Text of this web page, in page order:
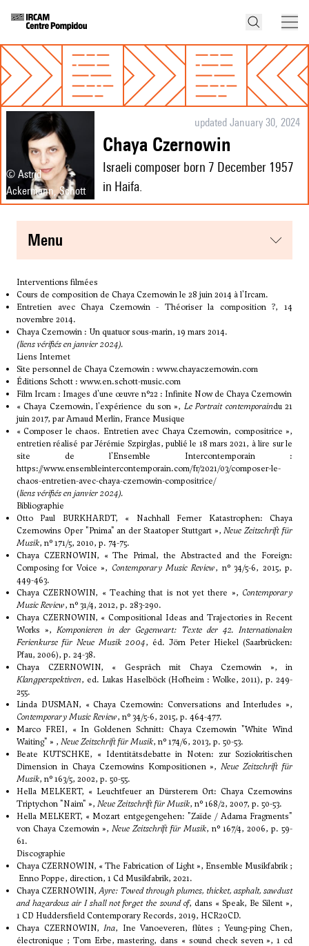
© Astrid
Ackermann, Schott
updated January 30, 2024
Chaya Czernowin
Israeli composer born 7 December 1957
in Haifa.
menu
Interventions filmées
Cours de composition de Chaya Czernowinle 28 juin 2014 à l'Ircam.
Entretien avec Chaya Czernowin - Théoriser la composition ?, 14
novembre 2014.
Chaya Czernowin : Un quatuor sous-marin, 19 mars 2014.
(liens vérifiés en janvier 2024).
Liens Internet
Site personnel de Chaya Czernowin : www.chayaczernowin.com
Éditions Schott : www.en.schott-music.com
Film Ircam : Images d'une œuvre n°22 : Infinite Now de Chaya Czernowin
«Chaya Czernowin, l'expérience du son », Le Portrait contemporaindu 21
juin 2017, par Arnaud Merlin, France Musique
« Composer le chaos. Entretien avec Chaya Czernowin, compositrice »,
entretien réalisé par Jérémie Szpirglas, publié le 18 mars 2021, à lire sur le
site de l'Ensemble Intercontemporain :
https://www.ensembleintercontemporain.com/fr/2021/03/composer-le-
chaos-entretien-avec-chaya-czernowin-compositrice/
(liens vérifiés en janvier 2024).
Bibliographie
Otto Paul BURKHARDT, « Nachhall Ferner Katastrophen: Chaya
Czernowins Oper "Pnima" an der Staatoper Stuttgart »,Neue Zeitschrift für
Musik, n° 171/5, 2010, p. 74-75.
Chaya CZERNOWIN, « The Primal, the Abstracted and the Foreign:
Composing for Voice », Contemporary Music Review, n° 34/5-6, 2015, p.
449-463.
Chaya CZERNOWIN, « Teaching that is not yet there », Contemporary
Music Review, n° 31/4, 2012, p. 283-290.
Chaya CZERNOWIN, « Compositional Ideas and Trajectories in Recent
Works », Komponieren in der Gegenwart: Texte der 42. Internationalen
Ferienkurse für Neue Musik 2004, éd. Jörn Peter Hiekel (Saarbrücken:
Pfau, 2006), p. 24-38.
Chaya CZERNOWIN, « Gespräch mit Chaya Czernowin », in
Klangperspektiven, ed. Lukas Haselböck (Hofheim : Wolke, 2011), p. 249-
255.
Linda DUSMAN, « Chaya Czernowin: Conversations and Interludes »,
Contemporary Music Review, n° 34/5-6, 2015, p. 464-477.
Marco FREI, « In Goldenen Schnitt: Chaya Czernowin "White Wind
Waiting" » , Neue Zeitschrift für Musik, n° 174/6, 2013, p. 50-53.
Beate KUTSCHKE, « Identitätsdebatte in Noten: zur Soziokritischen
Dimension in Chaya Czernowins Kompositionen »,Neue Zeitschrift für
Musik, n° 163/5, 2002, p. 50-55.
Hella MELKERT, « Leuchtfeuer an Dürsterem Ort: Chaya Czernowins
Triptychon "Naim" », Neue Zeitschrift für Musik, n° 168/2, 2007, p. 50-53.
Hella MELKERT, « Mozart entgegengehen: "Zaïde / Adama Fragments"
von Chaya Czernowin », Neue Zeitschrift für Musik, n° 167/4, 2006, p. 59-
61.
Discographie
Chaya CZERNOWIN, « The Fabrication of Light », Ensemble Musikfabrik ;
Enno Poppe, direction, 1 Cd Musikfabrik, 2021.
Chaya CZERNOWIN,Ayre: Towed through plumes, thicket, asphalt, sawdust
and hazardous air I shall not forget the sound of, dans « Speak, Be Silent »,
1 CD Huddersfield Contemporary Records, 2019, HCR20CD.
Chaya CZERNOWIN, Ina, Ine Vanoeveren, flûtes ; Yeung-ping Chen,
électronique ; Tom Erbe, mastering, dans « sound check seven », 1 cd